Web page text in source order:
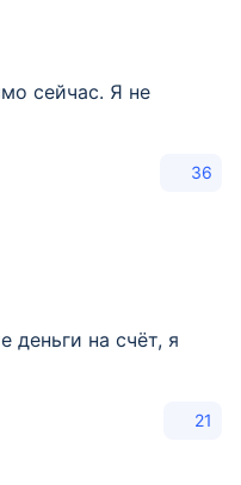
сейчас. Я не
36
деньги на счёт, я
21